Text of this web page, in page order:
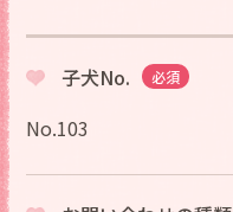
子犬No. 必須
No.103